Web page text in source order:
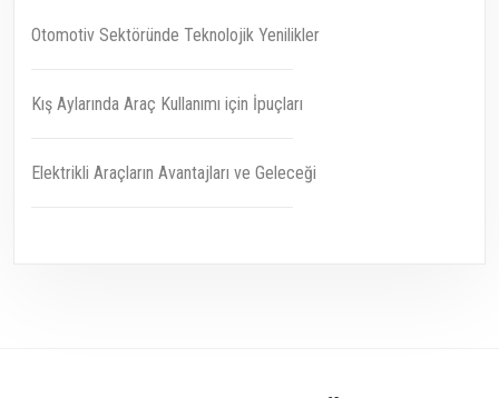
Otomotiv Sektöründe Teknolojik Yenilikler
Kış Aylarında Araç Kullanımı için İpuçları
Elektrikli Araçların Avantajları ve Geleceği